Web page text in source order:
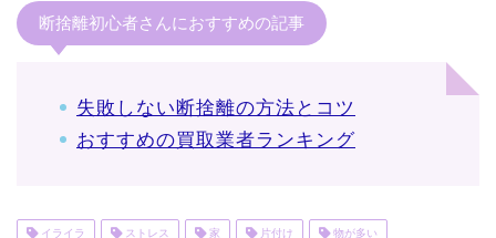
断捨離初心者さんにおすすめの記事
失敗しない断捨離の方法とコツ
おすすめの買取業者ランキング
イライラ ストレス 家 片付け 物が多い